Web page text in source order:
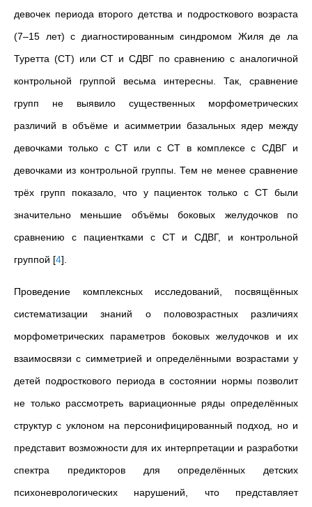
девочек периода второго детства и подросткового возраста
(7–15 лет) с диагностированным синдромом Жиля де ла
Туретта (СТ) или СТ и СДВГ по сравнению с аналогичной
контрольной группой весьма интересны. Так, сравнение
групп не выявило существенных морфометрических
различий в объёме и асимметрии базальных ядер между
девочками только с СТ или с СТ в комплексе с СДВГ и
девочками из контрольной группы. Тем не менее сравнение
трёх групп показало, что у пациенток только с СТ были
значительно меньшие объёмы боковых желудочков по
сравнению с пациентками с СТ и СДВГ, и контрольной
группой [4]
Проведение комплексных исследований, посвящённых
систематизации знаний о половозрастных различиях
морфометрических параметров боковых желудочков и их
взаимосвязи с симметрией и определёнными возрастами у
детей подросткового периода в состоянии нормы позволит
не только рассмотреть вариационные ряды определённых
структур с уклоном на персонифицированный подход, но и
представит возможности для их интерпретации и разработки
спектра предикторов для определённых детских
психоневрологических нарушений, что представляет